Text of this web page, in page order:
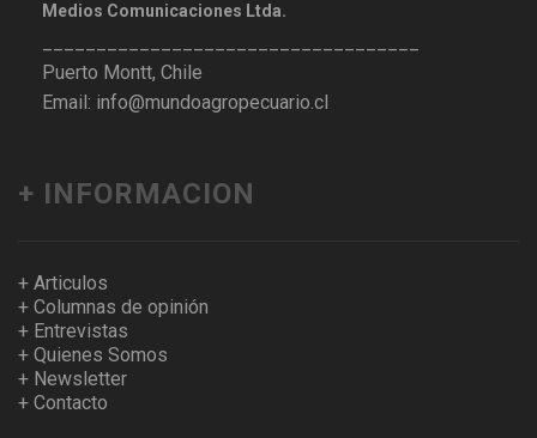
Medios Comunicaciones Ltda.
Puerto Montt, Chile
Email: info@mundoagropecuario.cl
+ INFORMACION
+ Articulos
+ Columnas de opinión
+ Entrevistas
+ Quienes Somos
+ Newsletter
+ Contacto